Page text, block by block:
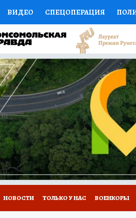
ВИДЕО СПЕЦОПЕРАЦИЯ
НАУКА СПЕЦПРОЕКТЫ
ПРОЕКТЫ РОССИИ
СЕКРЕТЫ ПУТЕВОДИТЕЛЬ
ЖЕЛЕЗА ПРЕСС-ЦЕНТР
ТЕСТЫ НОВОЕ НА САЙТЕ
НОВОСТИ ТОЛЬКО У НАС ВОЕНКОРЫ